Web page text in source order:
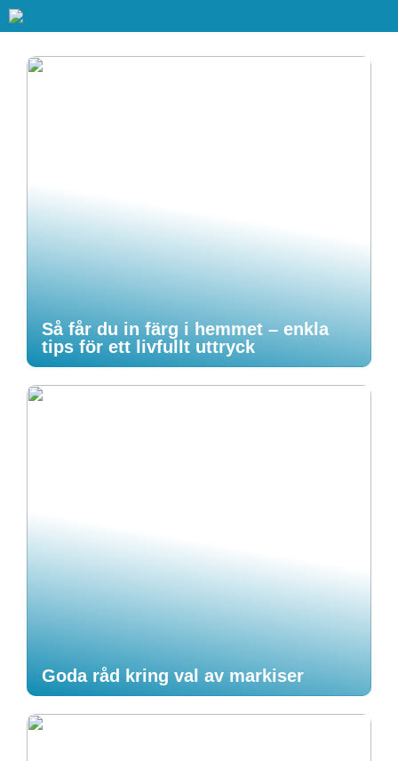
Så får du in färg i hemmet – enkla
tips för ett livfullt uttryck
Goda råd kring val av markiser